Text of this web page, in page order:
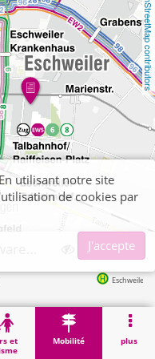
OpenStreetMap contributors
et
Mobilité plus
Eschweiler Bushof in
Tabakwaren, Zeitschriften
utilisant notre site
de cookies par
J'accepte